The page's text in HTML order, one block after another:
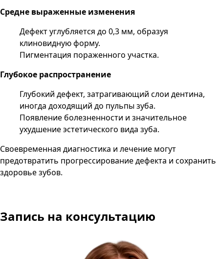
Средне выраженные изменения
Дефект углубляется до 0,3 мм, образуя
клиновидную форму.
Пигментация пораженного участка.
Глубокое распространение
Глубокий дефект, затрагивающий слои дентина,
иногда доходящий до пульпы зуба.
Появление болезненности и значительное
ухудшение эстетического вида зуба.
Своевременная диагностика и лечение могут
предотвратить прогрессирование дефекта и сохранить
здоровье зубов.
Запись на консультацию